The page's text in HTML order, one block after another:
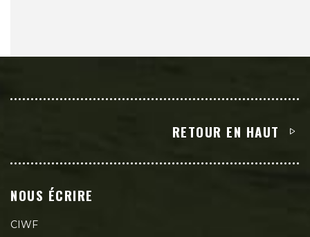
RETOUR EN HAUT
NOUS ÉCRIRE
CIWF